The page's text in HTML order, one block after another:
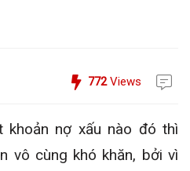
772Views
khoản nợ xấu nào đó thì
vô cùng khó khăn, bởi vì